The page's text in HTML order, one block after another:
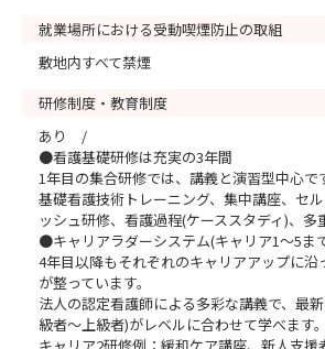
就業場所における受動喫煙防止の取組
敷地内すべて禁煙
研修制度・教育制度
あり /
●看護基礎研修は充実の3年間
1年目の集合研修では、講義と演習型中心で
基礎看護技術トレーニング、集中講座、セ
ッシュ研修、看護過程(ケーススタディ)、多
●キャリアラダーシステム(キャリア1～5ま
4年目以降もそれぞれのキャリアアップに沿
が整っています。
法人の認定看護師による多彩な講義で、最
級者～上級者)がレベルに合わせて学べます。